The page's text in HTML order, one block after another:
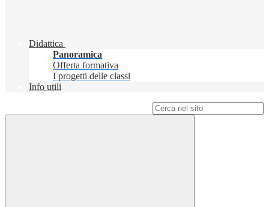
Didattica
Panoramica
Offerta formativa
I progetti delle classi
Info utili